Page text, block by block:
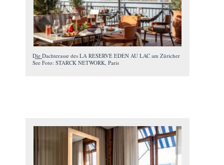
Die Dachterasse des LA RESERVE EDEN AU LAC am Züricher
See Foto: STARCK NETWORK, Paris